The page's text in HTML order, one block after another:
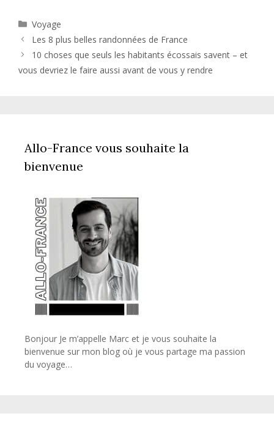
Catégories
Voyage
Les 8 plus belles randonnées de France
10 choses que seuls les habitants écossais savent – ​​et
vous devriez le faire aussi avant de vous y rendre
Allo-France vous souhaite la
bienvenue
Bonjour Je m’appelle Marc et je vous souhaite la
bienvenue sur mon blog où je vous partage ma passion
du voyage…